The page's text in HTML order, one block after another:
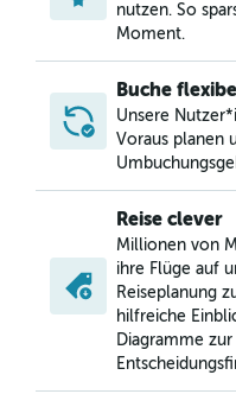
Flüge von Stuttgart nach
Flüge von Berlin nach
Flüge von Nantes nach
nutzen. So
Moment.
Buche
Unsere
Voraus planen
Reise clever
Millionen von
ihre Flüge auf
Reiseplanung
hilfreiche
Diagramme